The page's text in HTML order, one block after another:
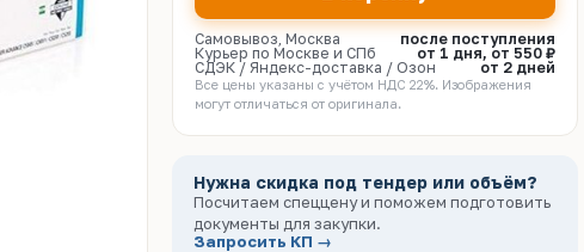
Самовывоз, Москва
после поступления
Курьер по Москве и СПб
от 1 дня, от 550 ₽
СДЭК / Яндекс-доставка / Озон
от 2 дней
Все цены указаны с учётом НДС 22%. Изображения
могут отличаться от оригинала.
Нужна скидка под тендер или объём?
Посчитаем спеццену и поможем подготовить
документы для закупки.
Запросить КП →